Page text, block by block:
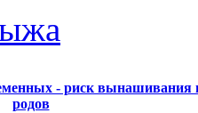
- риск вынашивания
родов